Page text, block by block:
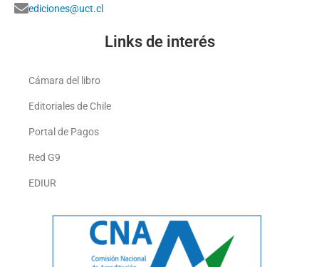
ediciones@uct.cl
Links de interés
Cámara del libro
Editoriales de Chile
Portal de Pagos
Red G9
EDIUR